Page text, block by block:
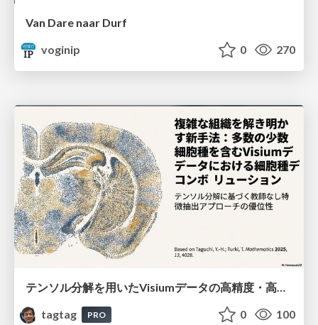
Van Dare naar Durf
voginip
0 270
tagtag
PRO 0 100